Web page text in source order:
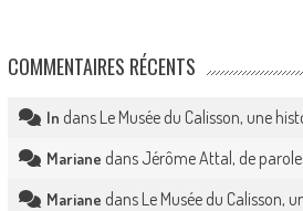
COMMENTAIRES RÉCENTS
In dans Le Musée du Calisson, une
Mariane dans Jérôme Attal, de
Mariane dans Le Musée du Calisson,